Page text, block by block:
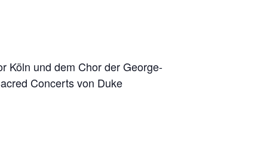
Köln und dem Chor der George-
Concerts von Duke